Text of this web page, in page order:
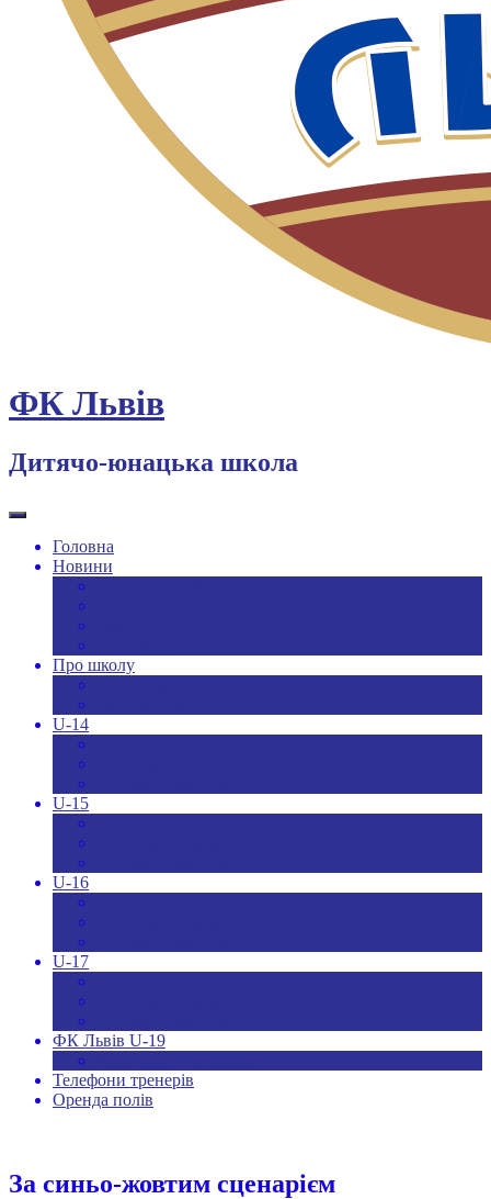
ФК Львів
Дитячо-юнацька школа
Головна
Новини
Про школу
U-14
U-15
U-16
U-17
ФК Львів U-19
Телефони тренерів
Оренда полів
За синьо-жовтим сценарієм